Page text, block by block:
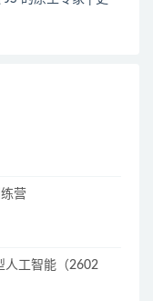
营
人工智能（2602